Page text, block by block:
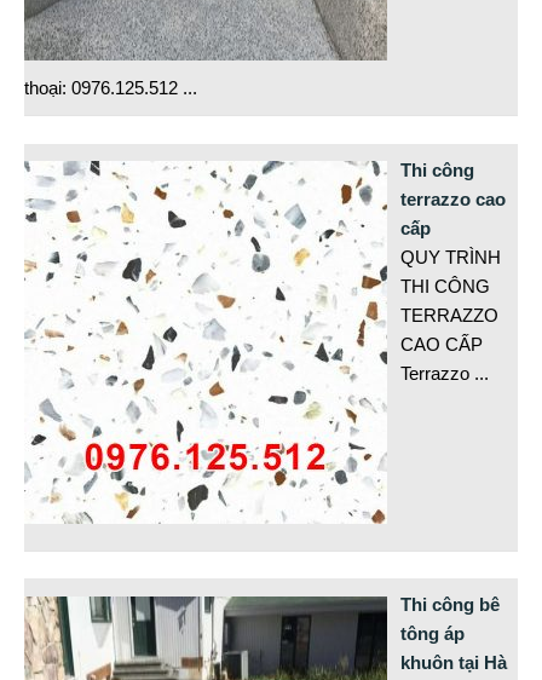
thoại: 0976.125.512 ...
Thi công
terrazzo cao
cấp
QUY TRÌNH
THI CÔNG
TERRAZZO
CAO CẤP
Terrazzo ...
Thi công bê
tông áp
khuôn tại Hà